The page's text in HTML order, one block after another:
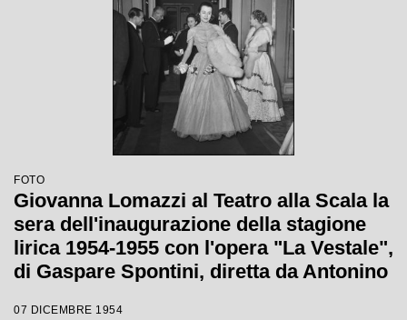
FOTO
Giovanna Lomazzi al Teatro alla Scala la
sera dell'inaugurazione della stagione
lirica 1954-1955 con l'opera "La Vestale",
di Gaspare Spontini, diretta da Antonino
07 DICEMBRE 1954